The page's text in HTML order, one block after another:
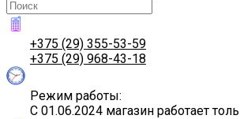
+375 (29) 355-53-59
+375 (29) 968-43-18
Режим работы:
С 01.06.2024 магазин работает